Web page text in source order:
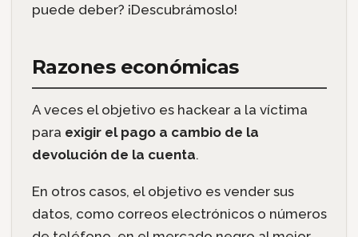
puede deber? ¡Descubrámoslo!
Razones económicas
A veces el objetivo es hackear a la víctima
para exigir el pago a cambio de la
devolución de la cuenta.
En otros casos, el objetivo es vender sus
datos, como correos electrónicos o números